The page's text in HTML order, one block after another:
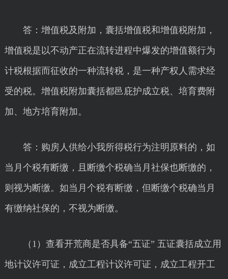
答：增值税及附加，囊括增值税和增值税附加，
增值税是以不动产正在流转进程中爆发的增值额行为
计税根据而征收的一种流转税，是一种产权人需求经
受的税。增值税附加囊括都邑庇护成立税、培育费附
加、地方培育附加。
答：购房人供给小我所得税行为注明原料的，如
当月个税有断缴，且断缴个税确当月社保也断缴的，
则视为断缴。如当月个税有断缴，但断缴个税确当月
有缴纳社保的，不视为断缴。
（1）查看开荒商是否具备“五证” 五证囊括成立用
地计议许可证，成立工程计议许可证，成立工程开工